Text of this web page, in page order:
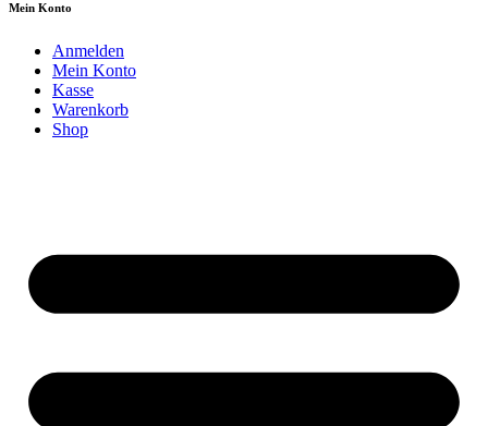
Mein Konto
Anmelden
Mein Konto
Kasse
Warenkorb
Shop